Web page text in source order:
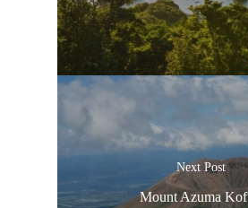
Next Post
Mount Azuma